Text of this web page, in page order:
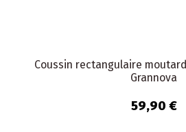
Coussin rectangulaire
Grannova
59,90 €